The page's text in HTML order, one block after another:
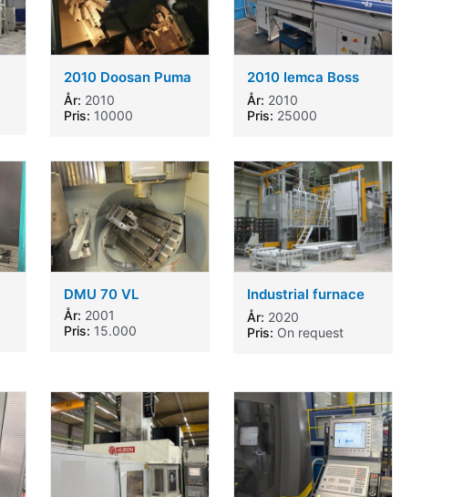
2010 Doosan Puma
300LC
År: 2010
Pris: 10000
2010 Iemca Boss
332 E 210
År: 2010
Pris: 25000
DMU 70 VL
År: 2001
Pris: 15.000
Industrial furnace
to 1200 Celsius
År: 2020
Pris: On request